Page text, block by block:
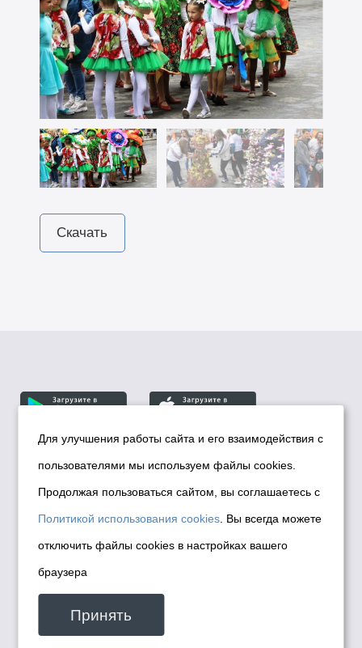
Скачать
© Департамент информационной политики мэрии
города Новосибирска, 2026
Политика использования Cookies
Политика по обработке персональных
данных в информационных системах
мэрии города Новосибирска
malinchukvl@mail.ru
Для улучшения работы сайта и его взаимодействия с
пользователями мы используем файлы cookies.
Продолжая пользоваться сайтом, вы соглашаетесь с
Политикой использования cookies . Вы всегда можете
отключить файлы cookies в настройках вашего
браузера
Принять